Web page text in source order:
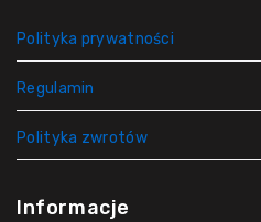
Polityka prywatności
Regulamin
Polityka zwrotów
Informacje